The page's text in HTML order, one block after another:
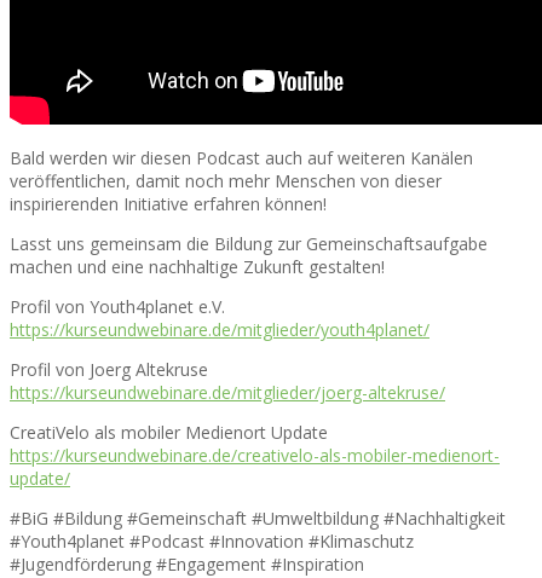
Bald werden wir diesen Podcast auch auf weiteren Kanälen
veröffentlichen, damit noch mehr Menschen von dieser
inspirierenden Initiative erfahren können!
Lasst uns gemeinsam die Bildung zur Gemeinschaftsaufgabe
machen und eine nachhaltige Zukunft gestalten!
Profil von Youth4planet e.V.
https://kurseundwebinare.de/mitglieder/youth4planet/
Profil von Joerg Altekruse
https://kurseundwebinare.de/mitglieder/joerg-altekruse/
CreatiVelo als mobiler Medienort Update
https://kurseundwebinare.de/creativelo-als-mobiler-medienort-
update/
#BiG #Bildung #Gemeinschaft #Umweltbildung #Nachhaltigkeit
#Youth4planet #Podcast #Innovation #Klimaschutz
#Jugendförderung #Engagement #Inspiration